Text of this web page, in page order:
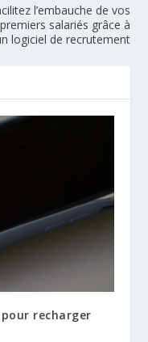
l’embauche de vos
premiers salariés grâce à
logiciel de recrutement
recharger